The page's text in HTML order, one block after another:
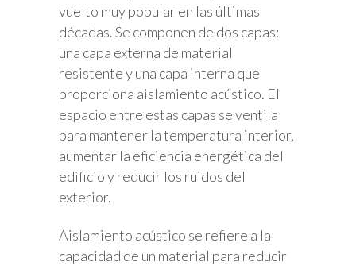
vuelto muy popular en las últimas
décadas. Se componen de dos capas:
una capa externa de material
resistente y una capa interna que
proporciona aislamiento acústico. El
espacio entre estas capas se ventila
para mantener la temperatura interior,
aumentar la eficiencia energética del
edificio y reducir los ruidos del
exterior.
Aislamiento acústico se refiere a la
capacidad de un material para reducir